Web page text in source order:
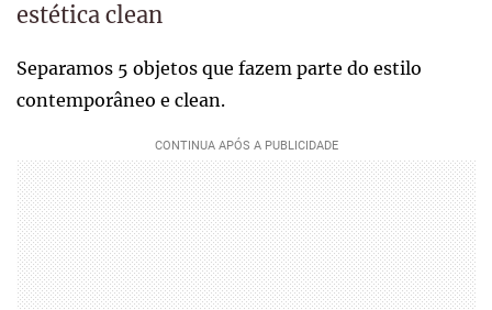
estética clean
Separamos 5 objetos que fazem parte do estilo
contemporâneo e clean.